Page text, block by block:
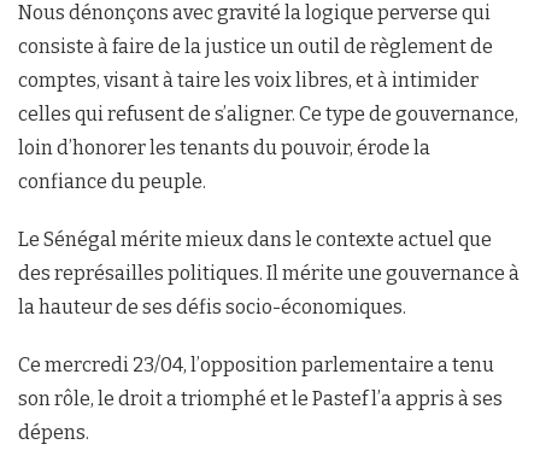
Nous dénonçons avec gravité la logique perverse qui
consiste à faire de la justice un outil de règlement de
comptes, visant à taire les voix libres, et à intimider
celles qui refusent de s’aligner. Ce type de gouvernance,
loin d’honorer les tenants du pouvoir, érode la
confiance du peuple.
Le Sénégal mérite mieux dans le contexte actuel que
des représailles politiques. Il mérite une gouvernance à
la hauteur de ses défis socio-économiques.
Ce mercredi 23/04, l’opposition parlementaire a tenu
son rôle, le droit a triomphé et le Pastef l’a appris à ses
dépens.